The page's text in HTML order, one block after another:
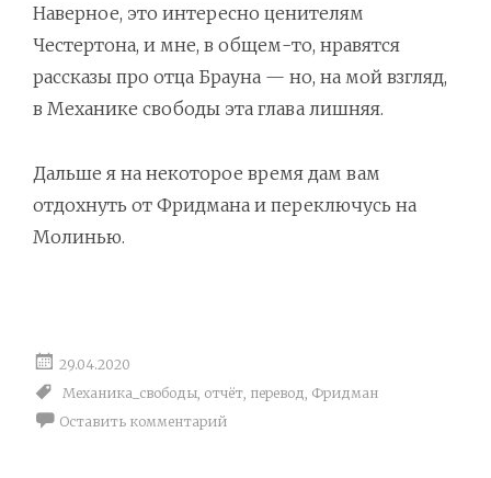
Наверное, это интересно ценителям
Честертона, и мне, в общем-то, нравятся
рассказы про отца Брауна — но, на мой взгляд,
в Механике свободы эта глава лишняя.
Дальше я на некоторое время дам вам
отдохнуть от Фридмана и переключусь на
Молинью.
29.04.2020
Механика_свободы отчёт перевод Фридман
Оставить комментарий